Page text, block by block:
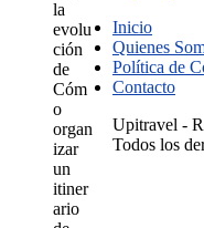
Inicio
Quienes
Política de
Contacto
Upitravel -
Todos los